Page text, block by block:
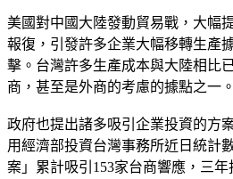
美國對中國大陸發動貿易戰，大幅
報復，引發許多企業大幅移轉生產
擊。台灣許多生產成本與大陸相比
商，甚至是外商的考慮的據點之一。
政府也提出諸多吸引企業投資的方
用經濟部投資台灣事務所近日統計
案」累計吸引153家台商響應，三年